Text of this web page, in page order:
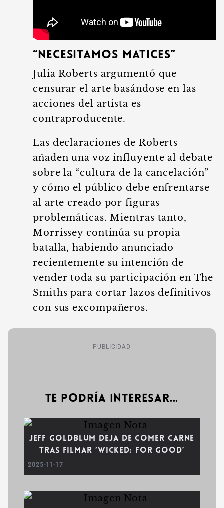
“Necesitamos Matices”
Julia Roberts argumentó que
censurar el arte basándose en las
acciones del artista es
contraproducente.
Las declaraciones de Roberts
añaden una voz influyente al debate
sobre la “cultura de la cancelación”
y cómo el público debe enfrentarse
al arte creado por figuras
problemáticas. Mientras tanto,
Morrissey continúa su propia
batalla, habiendo anunciado
recientemente su intención de
vender toda su participación en The
Smiths para cortar lazos definitivos
con sus excompañeros.
PUBLICIDAD
Te podría interesar...
Jeff Goldblum deja de comer carne
tras filmar ‘Wicked: For Good’
2025-11-17